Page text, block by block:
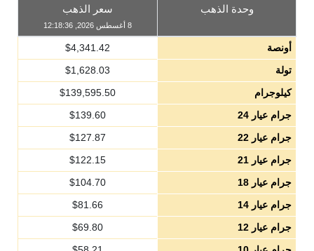
وحدة الذهب سعر الذهب
8 أغسطس 2026, 12:18:36
أونصة $4,341.42
تولة
$1,628.03
كيلوجرام
$139,595.50
جرام عيار 24
$139.60
جرام عيار 22
$127.87
جرام عيار 21
$122.15
جرام عيار 18
$104.70
جرام عيار 14
$81.66
جرام عيار 12
$69.80